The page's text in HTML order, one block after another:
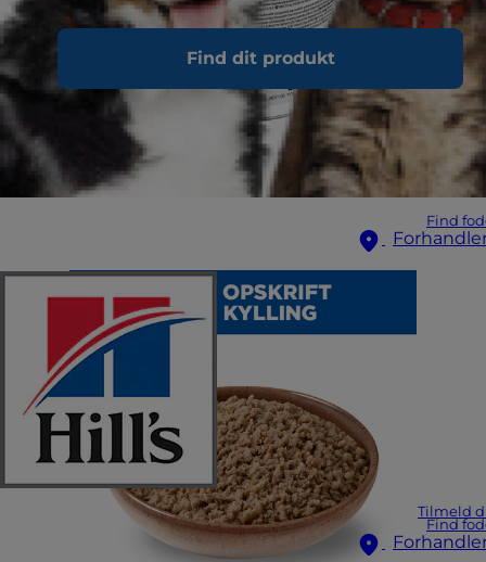
Find dit produkt
Find
Tilmeld
Find